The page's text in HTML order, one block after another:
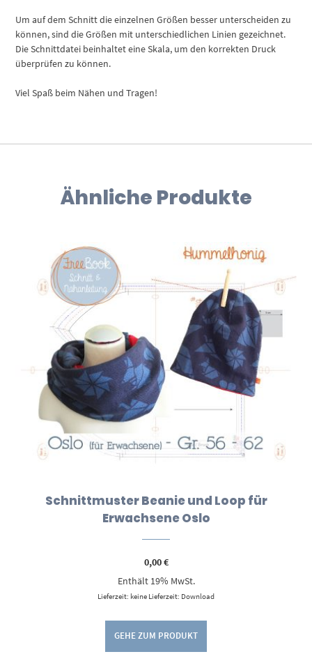
Um auf dem Schnitt die einzelnen Größen besser unterscheiden zu
können, sind die Größen mit unterschiedlichen Linien gezeichnet.
Die Schnittdatei beinhaltet eine Skala, um den korrekten Druck
überprüfen zu können.
Viel Spaß beim Nähen und Tragen!
Ähnliche Produkte
Schnittmuster Beanie und Loop für
Erwachsene Oslo
0,00€
Enthält 19% MwSt.
Lieferzeit: keine Lieferzeit: Download
GEHE ZUM PRODUKT